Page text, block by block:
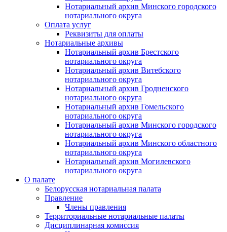
Нотариальный архив Минского городского
нотариального округа
Оплата услуг
Реквизиты для оплаты
Нотариальные архивы
Нотариальный архив Брестского
нотариального округа
Нотариальный архив Витебского
нотариального округа
Нотариальный архив Гродненского
нотариального округа
Нотариальный архив Гомельского
нотариального округа
Нотариальный архив Минского городского
нотариального округа
Нотариальный архив Минского областного
нотариального округа
Нотариальный архив Могилевского
нотариального округа
О палате
Белорусская нотариальная палата
Правление
Члены правления
Территориальные нотариальные палаты
Дисциплинарная комиссия